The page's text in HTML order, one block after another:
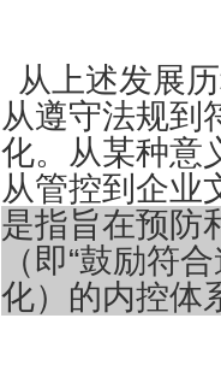
从上述发展
从遵守法规到
化。从某种意
从管控到企业
是指旨在预防
（即“鼓励符
化）的内控体